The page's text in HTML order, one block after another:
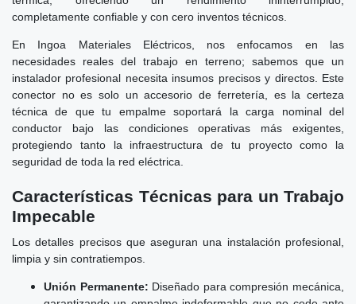
completamente confiable y con cero inventos técnicos.
En Ingoa Materiales Eléctricos, nos enfocamos en las
necesidades reales del trabajo en terreno; sabemos que un
instalador profesional necesita insumos precisos y directos. Este
conector no es solo un accesorio de ferretería, es la certeza
técnica de que tu empalme soportará la carga nominal del
conductor bajo las condiciones operativas más exigentes,
protegiendo tanto la infraestructura de tu proyecto como la
seguridad de toda la red eléctrica.
Características Técnicas para un Trabajo
Impecable
Los detalles precisos que aseguran una instalación profesional,
limpia y sin contratiempos.
Unión Permanente: Diseñado para compresión mecánica,